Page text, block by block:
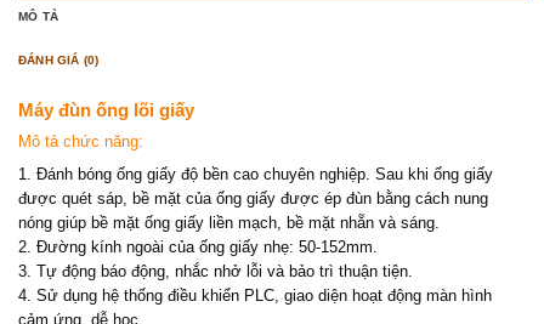
MÔ TẢ
ĐÁNH GIÁ (0)
Máy đùn ống lõi giấy
Mô tả chức năng:
1. Đánh bóng ống giấy độ bền cao chuyên nghiệp. Sau khi ống giấy
được quét sáp, bề mặt của ống giấy được ép đùn bằng cách nung
nóng giúp bề mặt ống giấy liền mạch, bề mặt nhẵn và sáng.
2. Đường kính ngoài của ống giấy nhẹ: 50-152mm.
3. Tự động báo động, nhắc nhở lỗi và bảo trì thuận tiện.
4. Sử dụng hệ thống điều khiển PLC, giao diện hoạt động màn hình
cảm ứng, dễ học.